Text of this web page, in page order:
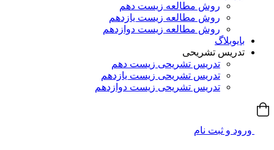
روش مطالعه زیست دهم
روش مطالعه زیست یازدهم
روش مطالعه زیست دوازدهم
بایوبلاگ
تدریس تشریحی
تدریس تشریحی زیست دهم
تدریس تشریحی زیست یازدهم
تدریس تشریحی زیست دوازدهم
ورود و ثبت نام